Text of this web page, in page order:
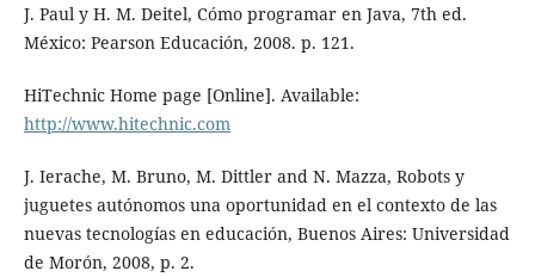
J. Paul y H. M. Deitel, Cómo programar en Java, 7th ed.
México: Pearson Educación, 2008. p. 121.
HiTechnic Home page [Online]. Available:
http://www.hitechnic.com
J. Ierache, M. Bruno, M. Dittler and N. Mazza, Robots y
juguetes autónomos una oportunidad en el contexto de las
nuevas tecnologías en educación, Buenos Aires: Universidad
de Morón, 2008, p. 2.